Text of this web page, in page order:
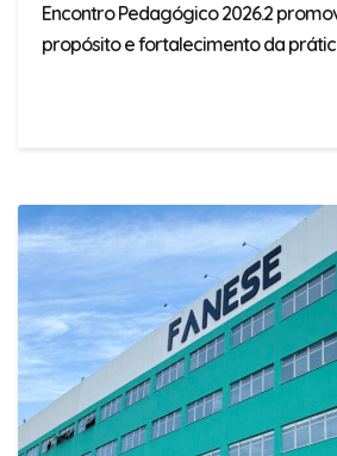
Encontro Pedagógico 2026.2
propósito e fortalecimento da prática